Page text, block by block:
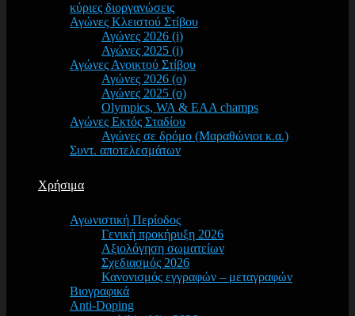
κύριες διοργανώσεις
Αγώνες Κλειστού Στίβου
Αγώνες 2026 (i)
Αγώνες 2025 (i)
Αγώνες Ανοικτού Στίβου
Αγώνες 2026 (o)
Αγώνες 2025 (o)
Olympics, WA & EAA champs
Αγώνες Εκτός Σταδίου
Αγώνες σε δρόμο (Μαραθώνιοι κ.α.)
Συντ. αποτελεσμάτων
Χρήσιμα
Αγωνιστική Περίοδος
Γενική προκήρυξη 2026
Αξιολόγηση σωματείων
Σχεδιασμός 2026
Κανονισμός εγγραφών – μεταγραφών
Βιογραφικά
Anti-Doping